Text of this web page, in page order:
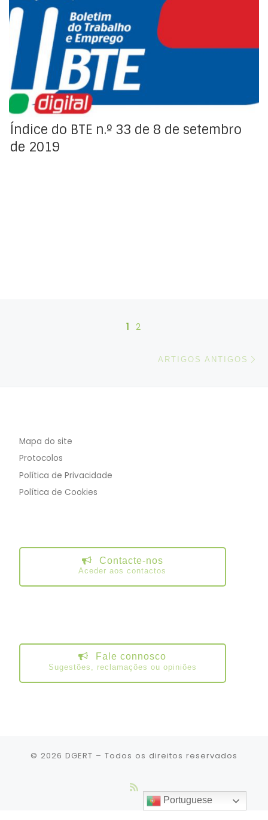
Índice da Regulamentação Coletiva e Organizações do
Trabalho do Boletim do Trabalho e Emprego (BTE).
Índice do BTE n.º 33 de 8 de setembro
de 2019
Posts navigation
1 2
ARTIGOS ANTIGOS
Mapa do site
Protocolos
Política de Privacidade
Política de Cookies
Contacte-nos
Aceder aos contactos
Fale connosco
Sugestões, reclamações ou opiniões
© 2026 DGERT – Todos os direitos reservados
Portuguese